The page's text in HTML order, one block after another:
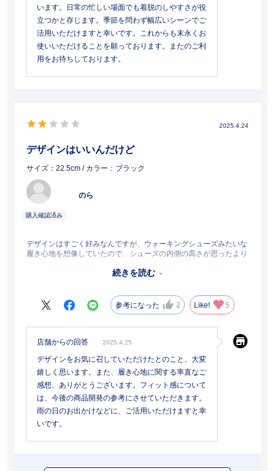
います。日常の忙しい場面でも着脱のしやすさが役
立つかと存じます。季節を問わず幅広いシーンでご
活用いただけますと幸いです。これからも末永くお
使いいただけることを願っております。またのご利
用をお待ちしております。
2025.4.24
デザインはいいんだけど
サイズ：22.5cm / カラー：ブラック
のら
デザインはすごく好みなんですが、ウォーキングシューズみたいな
履き心地を想像していたので、シューズの内側の高さが思ったより
雨の日も履けるのでいいんですが、仕事で履きたかったのですが、
続きを読む
参考になった 2 Like! 5
店舗からの回答 2025.4.25
デザインをお気に召していただけたとのこと、大変
嬉しく思います。また、履き心地に関する率直なご
感想、ありがとうございます。フィット感について
は、今後の商品開発の参考にさせていただきます。
雨の日のお出かけなどに、ご活用いただけますと幸
いです。